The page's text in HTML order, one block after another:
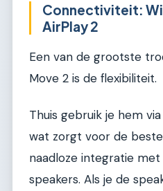
Connectiviteit:
AirPlay 2
Een van de grootste
Move 2 is de flexibiliteit.
Thuis gebruik je hem
wat zorgt voor de
naadloze integratie
speakers. Als je de